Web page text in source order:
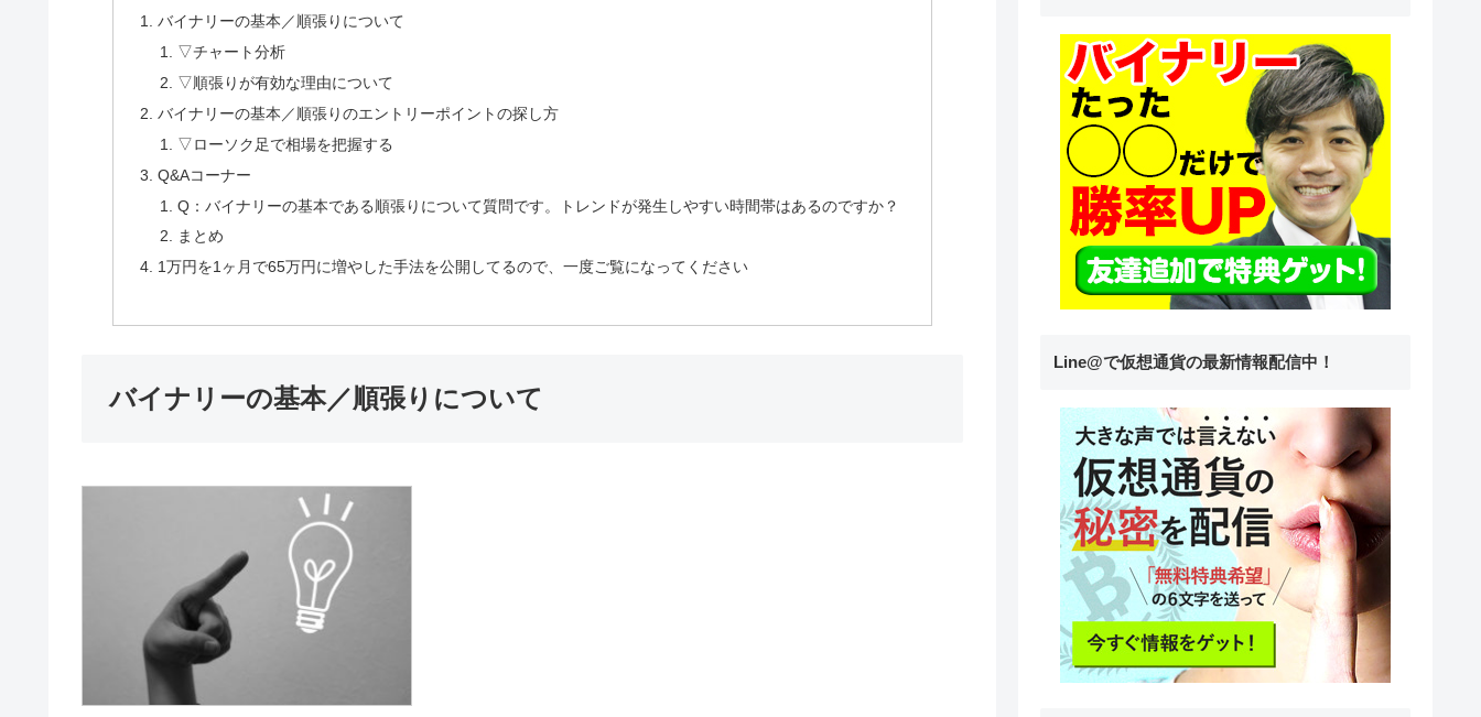
バイナリーの基本／順張りについて
▽チャート分析
▽順張りが有効な理由について
バイナリーの基本／順張りのエントリーポイントの探し方
▽ローソク足で相場を把握する
Q&Aコーナー
Q：バイナリーの基本である順張りについて質問です。トレンドが発生しやすい時間帯はあるのですか？
まとめ
1万円を1ヶ月で65万円に増やした手法を公開してるので、一度ご覧になってください
バイナリーの基本／順張りについて
Line@で仮想通貨の最新情報配信中！